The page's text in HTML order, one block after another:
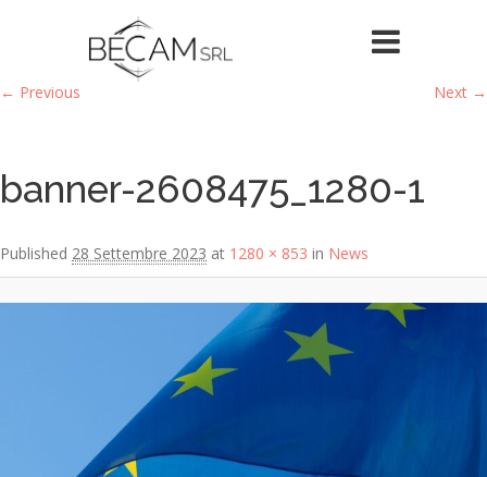
Image navigation
← Previous Next →
banner-2608475_1280-1
Published 28 Settembre 2023 at 1280 × 853 in News